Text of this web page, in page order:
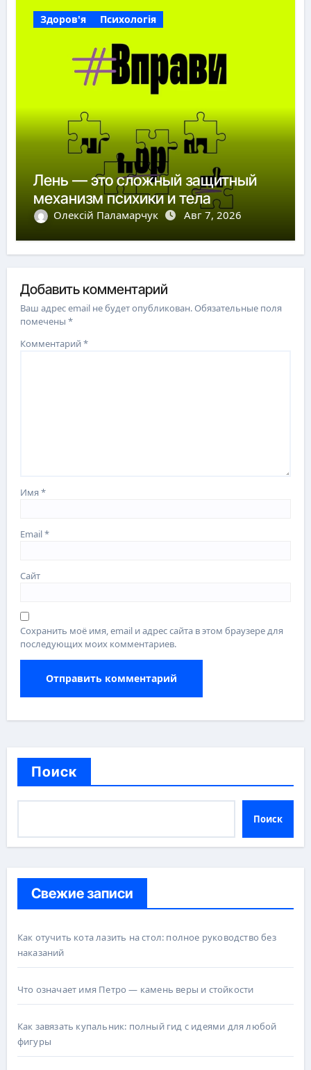
Здоров'я Психологія
Лень — это сложный защитный
механизм психики и тела
Олексій Паламарчук Авг 7, 2026
Добавить комментарий
Ваш адрес email не будет опубликован.Обязательные поля
помечены*
Комментарий*
Имя*
Email*
Сайт
Сохранить моё имя, email и адрес сайта в этом браузере для
последующих моих комментариев.
Поиск
Поиск
Свежие записи
Как отучить кота лазить на стол: полное руководство без
наказаний
Что означает имя Петро — камень веры и стойкости
Как завязать купальник: полный гид с идеями для любой
фигуры